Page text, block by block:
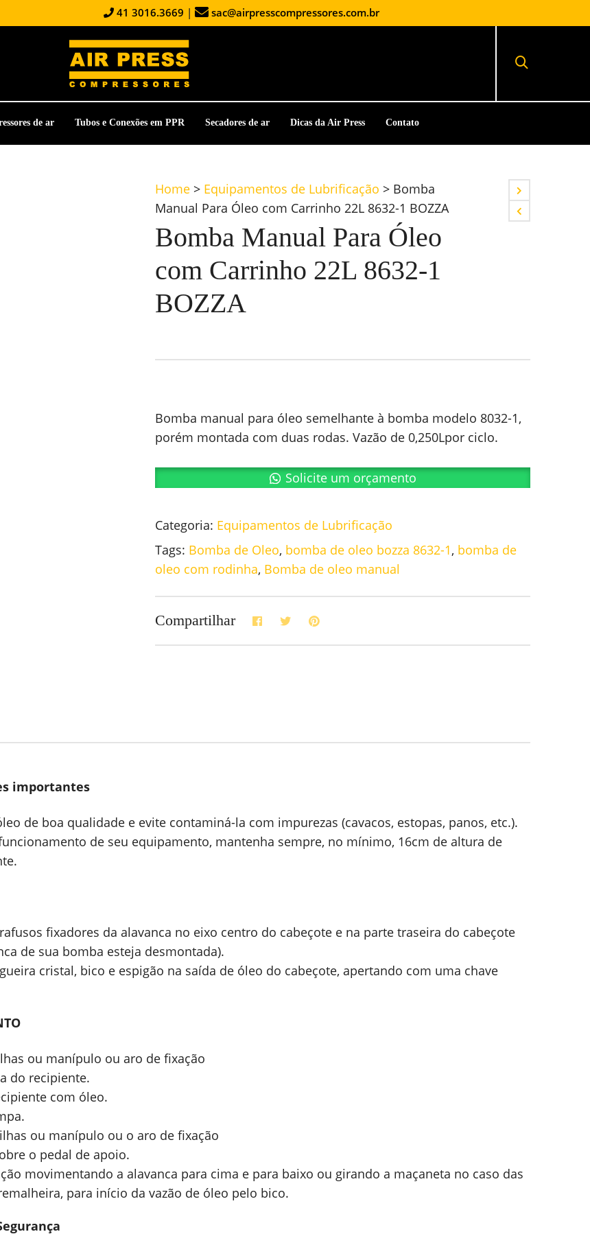
41 3016.3669 | sac@airpresscompressores.com.br
de ar Tubos e Conexões em PPR Secadores de ar Dicas da Air Press Contato
Home > Equipamentos de Lubrificação > Bomba
Manual Para Óleo com Carrinho 22L 8632-1 BOZZA
Bomba Manual Para Óleo
com Carrinho 22L 8632-1
BOZZA
Bomba manual para óleo semelhante à bomba modelo 8032-1,
porém montada com duas rodas. Vazão de 0,250Lpor ciclo.
Solicite um orçamento
Categoria: Equipamentos de Lubrificação
Tags: Bomba de Oleo, bomba de oleo bozza 8632-1, bomba de
oleo com rodinha, Bomba de oleo manual
Compartilhar
importantes
de boa qualidade e evite contaminá-la com impurezas (cavacos, estopas, panos, etc.).
de seu equipamento, mantenha sempre, no mínimo, 16cm de altura de
fixadores da alavanca no eixo centro do cabeçote e na parte traseira do cabeçote
de sua bomba esteja desmontada).
cristal, bico e espigão na saída de óleo do cabeçote, apertando com uma chave
ou manípulo ou aro de fixação
do recipiente.
com óleo.
ou manípulo ou o aro de fixação
o pedal de apoio.
movimentando a alavanca para cima e para baixo ou girando a maçaneta no caso das
para início da vazão de óleo pelo bico.